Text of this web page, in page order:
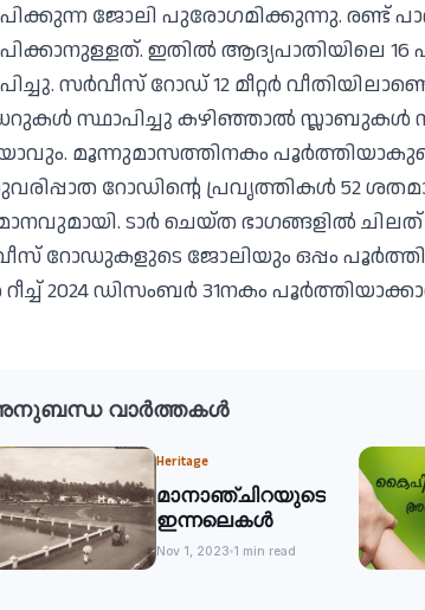
ജോലി പുരോഗമിക്കുന്നു. രണ്ട്‌
ഇതിൽ ആദ്യപാതിയിലെ
സർവീസ്‌ റോഡ്‌ 12 മീറ്റർ
സ്ഥാപിച്ചു കഴിഞ്ഞാൽ സ്ലാബുകൾ
മൂന്നുമാസത്തിനകം
റോഡിന്റെ പ്രവൃത്തികൾ 52
ടാർ ചെയ്‌ത ഭാഗങ്ങളിൽ
റോഡുകളുടെ ജോലിയും ഒപ്പം
റീച്ച്‌ 2024 ഡിസംബർ 31നകം
വാർത്തകൾ
Heritage
മാനാഞ്ചിറയുടെ
ഇന്നലെകൾ
Nov 1, 2023 1 min read